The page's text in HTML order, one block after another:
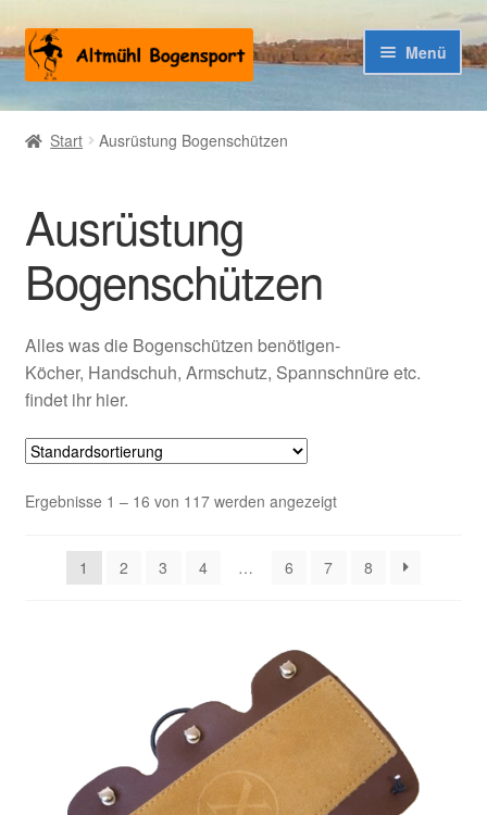
Zur
Navigation
springen
Zum
Inhalt
springen
Menü
Warenkorb
Start Ausrüstung Bogenschützen
Ausrüstung
Bogenschützen
Alles was die Bogenschützen benötigen-
Köcher, Handschuh, Armschutz, Spannschnüre etc.
findet ihr hier.
Ergebnisse 1 – 16 von 117 werden angezeigt
1 2 3 4 … 6 7 8